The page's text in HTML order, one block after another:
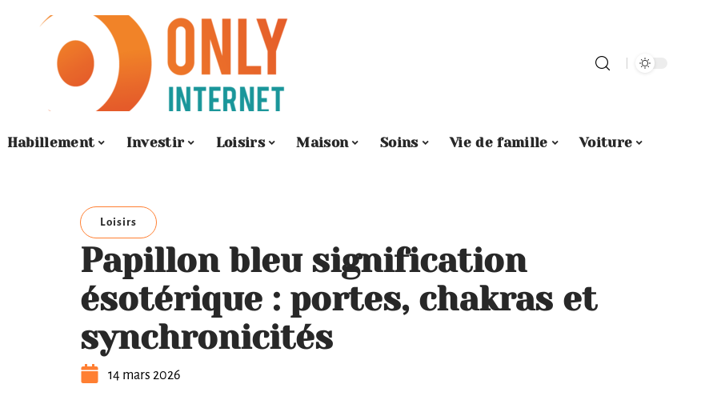
Habillement Investir Loisirs Maison Soins Vie de famille Voiture
Loisirs
Papillon bleu signification
ésotérique : portes, chakras et
synchronicités
14 mars 2026